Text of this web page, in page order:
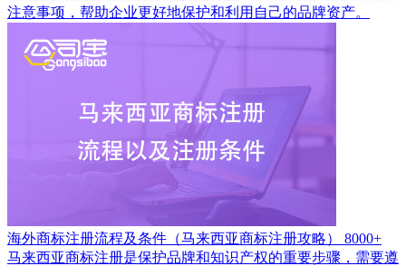
注意事项，帮助企业更好地保护和利用自己的品牌资产。
海外商标注册流程及条件（马来西亚商标注册攻略）
8000+
马来西亚商标注册是保护品牌和知识产权的重要步骤，需要遵